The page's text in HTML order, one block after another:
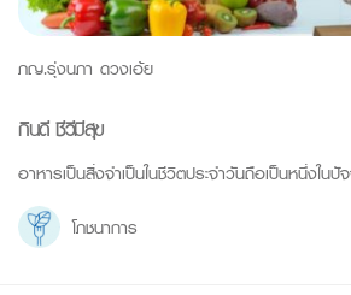
ภญ.รุ่งนภา ดวงเอ้ย
กินดี ชีวีมีสุข
อาหารเป็นสิ่งจำเป็นในชีวิตประจำวันถือเป็นหนึ่งในปั
โภชนาการ